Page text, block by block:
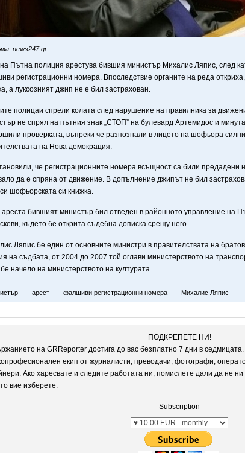
news247.gr
Пътна полиция арестува бившия министър Михалис Ляпис, след
регистрационни номера. Впоследствие органите на реда
а луксозният джип не е бил застрахован.
полицаи спрели колата след нарушение на правилника за
не спрял на пътния знак „СТОП” на булевард Артемидос и
проверката, въпреки че разпознали в лицето на шофьора
на Нова демокрация.
че регистрационните номера всъщност са били предадени
да е спряна от движение. В допълнение джипът не бил
шофьорската си книжка.
бившият министър бил отведен в районното управление на
където бе открита съдебна дописка срещу него.
Ляпис бе един от основните министри в правителствата на
на съдбата, от 2004 до 2007 той оглави министерството на
начело на министерството на културата.
арест фалшиви регистрационни номера Михалис Ляпис
ПОДКРЕПЕТЕ НИ!
на GRReporter достига до вас безплатно 7 дни в седмицата.
екип от журналисти, преводачи, фотографи,
Ако харесвате и следите работата ни, помислете дали да не
вие изберете.
Subscription